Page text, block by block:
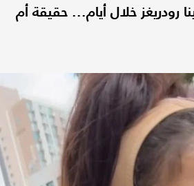
رودريغز خلال أيام... حقيقة أم